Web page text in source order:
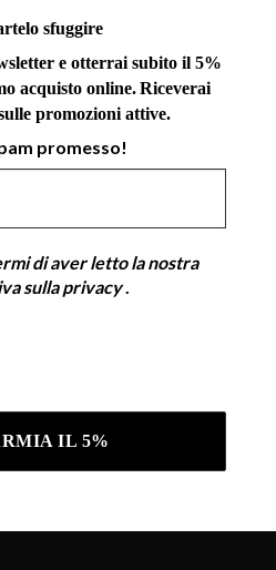
sfuggire
e otterrai subito il 5%
acquisto online.Riceverai
promozioni attive.
promesso!
di aver letto la nostra
sulla privacy.